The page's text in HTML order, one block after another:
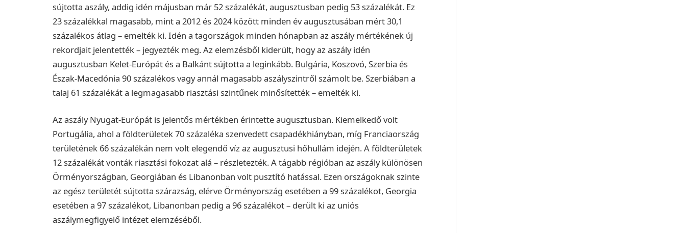
sújtotta aszály, addig idén májusban már 52 százalékát, augusztusban pedig 53 százalékát. Ez
23 százalékkal magasabb, mint a 2012 és 2024 között minden év augusztusában mért 30,1
százalékos átlag – emelték ki. Idén a tagországok minden hónapban az aszály mértékének új
rekordjait jelentették – jegyezték meg. Az elemzésből kiderült, hogy az aszály idén
augusztusban Kelet-Európát és a Balkánt sújtotta a leginkább. Bulgária, Koszovó, Szerbia és
Észak-Macedónia 90 százalékos vagy annál magasabb aszályszintről számolt be. Szerbiában a
talaj 61 százalékát a legmagasabb riasztási szintűnek minősítették – emelték ki.
Az aszály Nyugat-Európát is jelentős mértékben érintette augusztusban. Kiemelkedő volt
Portugália, ahol a földterületek 70 százaléka szenvedett csapadékhiányban, míg Franciaország
területének 66 százalékán nem volt elegendő víz az augusztusi hőhullám idején. A földterületek
12 százalékát vonták riasztási fokozat alá – részletezték. A tágabb régióban az aszály különösen
Örményországban, Georgiában és Libanonban volt pusztító hatással. Ezen országoknak szinte
az egész területét sújtotta szárazság, elérve Örményország esetében a 99 százalékot, Georgia
esetében a 97 százalékot, Libanonban pedig a 96 százalékot – derült ki az uniós
aszálymegfigyelő intézet elemzéséből.